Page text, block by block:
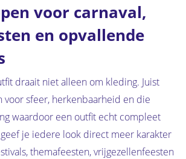
voor carnaval,
en opvallende
draait niet alleen om kleding. Juist
voor sfeer, herkenbaarheid en die
waardoor een outfit echt compleet
geef je iedere look direct meer karakter
themafeesten, vrijgezellenfeesten